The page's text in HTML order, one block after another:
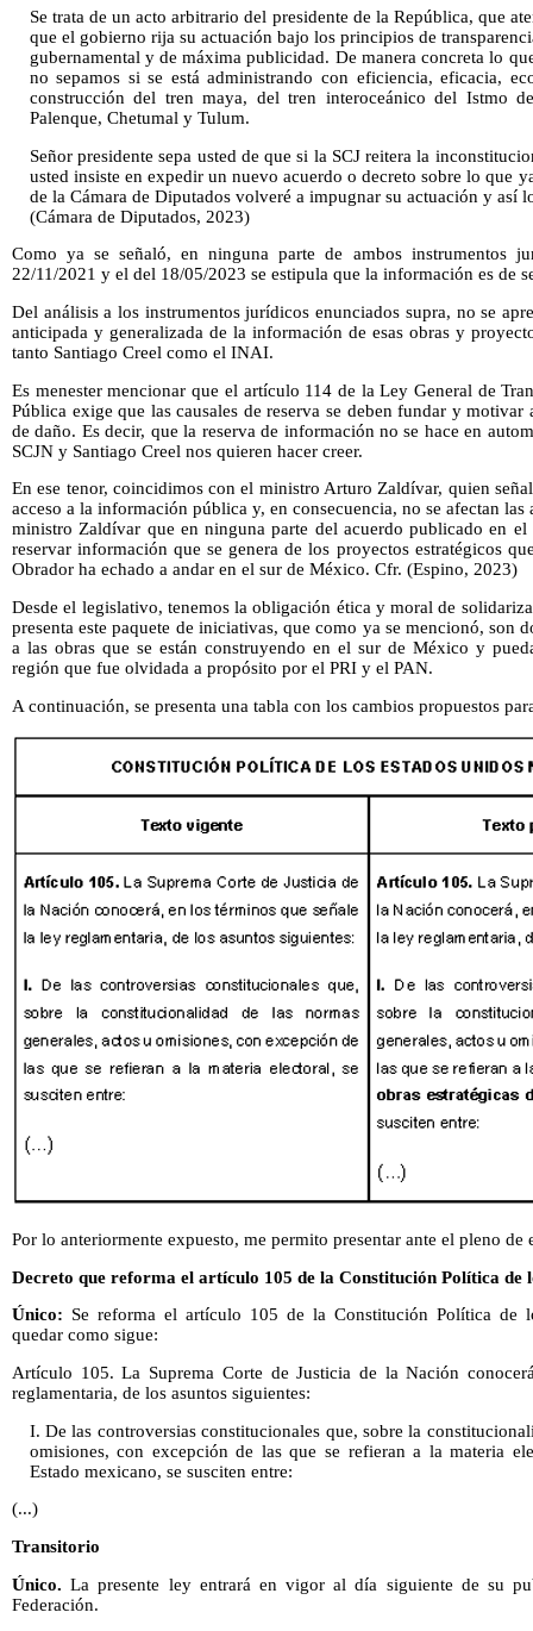
Se trata de un acto arbitrario del presidente de la República, que
que el gobierno rija su actuación bajo los principios de
gubernamental y de máxima publicidad. De manera concreta lo
no sepamos si se está administrando con eficiencia, eficacia,
construcción del tren maya, del tren interoceánico del Istmo
Palenque, Chetumal y Tulum.
Señor presidente sepa usted de que si la SCJ reitera la
usted insiste en expedir un nuevo acuerdo o decreto sobre lo que
de la Cámara de Diputados volveré a impugnar su actuación y así
(Cámara de Diputados, 2023)
Como ya se señaló, en ninguna parte de ambos instrumentos
22/11/2021 y el del 18/05/2023 se estipula que la información es de
Del análisis a los instrumentos jurídicos enunciados supra, no se
anticipada y generalizada de la información de esas obras y
tanto Santiago Creel como el INAI.
Es menester mencionar que el artículo 114 de la Ley General de
Pública exige que las causales de reserva se deben fundar y
de daño. Es decir, que la reserva de información no se hace en
SCJN y Santiago Creel nos quieren hacer creer.
En ese tenor, coincidimos con el ministro Arturo Zaldívar, quien
acceso a la información pública y, en consecuencia, no se afectan
ministro Zaldívar que en ninguna parte del acuerdo publicado en
reservar información que se genera de los proyectos estratégicos
Obrador ha echado a andar en el sur de México. Cfr. (Espino, 2023)
Desde el legislativo, tenemos la obligación ética y moral de
presenta este paquete de iniciativas, que como ya se mencionó, son
a las obras que se están construyendo en el sur de México y
región que fue olvidada a propósito por el PRI y el PAN.
A continuación, se presenta una tabla con los cambios propuestos
Por lo anteriormente expuesto, me permito presentar ante el pleno de
Decreto que reforma el artículo 105 de la Constitución Política de
Único: Se reforma el artículo 105 de la Constitución Política de
quedar como sigue:
Artículo 105. La Suprema Corte de Justicia de la Nación
reglamentaria, de los asuntos siguientes:
I. De las controversias constitucionales que, sobre la
omisiones, con excepción de las que se refieran a la materia
Estado mexicano, se susciten entre:
(...)
Transitorio
Único. La presente ley entrará en vigor al día siguiente de su
Federación.